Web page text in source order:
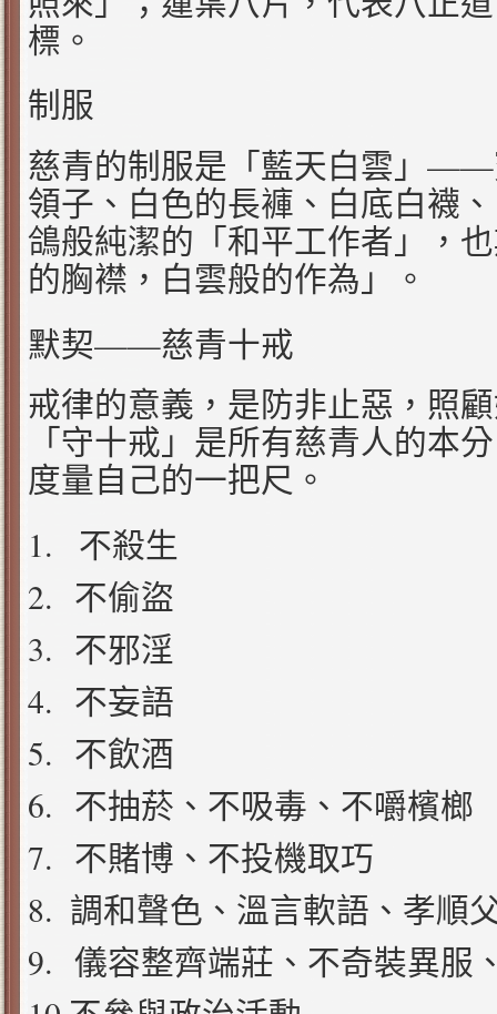
標。
制服
慈青的制服是「藍天白雲」 ——
領子、白色的長褲、白底白襪
鴿般純潔的「和平工作者」，
的胸襟，白雲般的作為」。
默契——慈青十戒
戒律的意義，是防非止惡，照
「守十戒」是所有慈青人的本
度量自己的一把尺。
1. 不殺生
2. 不偷盜
3. 不邪淫
4. 不妄語
5. 不飲酒
6. 不抽菸、不吸毒、不嚼檳榔
7. 不賭博、不投機取巧
8. 調和聲色、溫言軟語、孝順
9. 儀容整齊端莊、不奇裝異服